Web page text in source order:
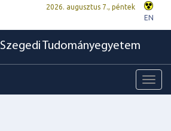
2026. augusztus 7., péntek
EN
Szegedi Tudományegyetem